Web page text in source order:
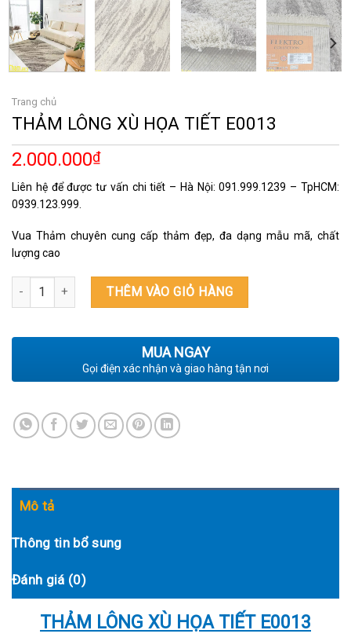
Trang chủ
THẢM LÔNG XÙ HỌA TIẾT E0013
2.000.000₫
Liên hệ để được tư vấn chi tiết – Hà Nội: 091.999.1239 – TpHCM:
0939.123.999.
Vua Thảm chuyên cung cấp thảm đẹp, đa dạng mẫu mã, chất
lượng cao
THẢM LÔNG XÙ HỌA TIẾT E0013 số lượng
THÊM VÀO GIỎ HÀNG
MUA NGAY
Gọi điện xác nhận và giao hàng tận nơi
Mô tả
Thông tin bổ sung
Đánh giá (0)
THẢM LÔNG XÙ HỌA TIẾT E0013